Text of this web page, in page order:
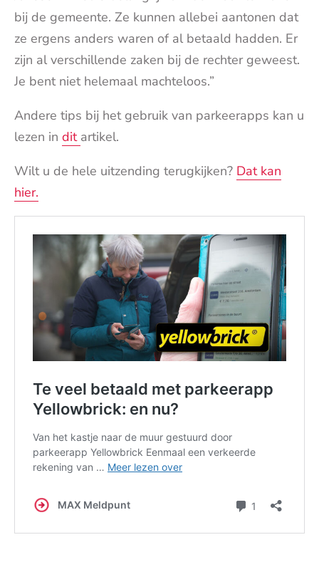
bij de gemeente. Ze kunnen allebei aantonen dat
ze ergens anders waren of al betaald hadden. Er
zijn al verschillende zaken bij de rechter geweest.
Je bent niet helemaal machteloos.”
Andere tips bij het gebruik van parkeerapps kan u
lezen in dit artikel.
Wilt u de hele uitzending terugkijken? Dat kan
hier.